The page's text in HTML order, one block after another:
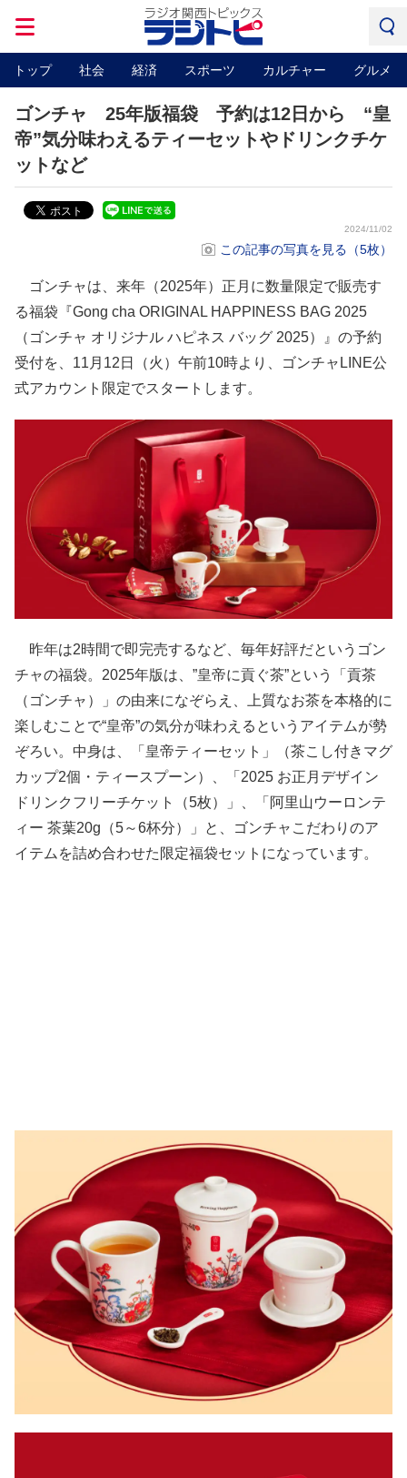
トップ 社会 経済 スポーツ カルチャー グルメ
ゴンチャ 25年版福袋 予約は12日から “皇
帝”気分味わえるティーセットやドリンクチケ
ットなど
2024/11/02
この記事の写真を見る（5枚）
ゴンチャは、来年（2025年）正月に数量限定で販売す
る福袋『Gong cha ORIGINAL HAPPINESS BAG 2025
（ゴンチャ オリジナル ハピネス バッグ 2025）』の予約
受付を、11月12日（火）午前10時より、ゴンチャLINE公
式アカウント限定でスタートします。
昨年は2時間で即完売するなど、毎年好評だというゴン
チャの福袋。2025年版は、”皇帝に貢ぐ茶”という「貢茶
（ゴンチャ）」の由来になぞらえ、上質なお茶を本格的に
楽しむことで“皇帝”の気分が味わえるというアイテムが勢
ぞろい。中身は、「皇帝ティーセット」（茶こし付きマグ
カップ2個・ティースプーン）、「2025 お正月デザイン
ドリンクフリーチケット（5枚）」、「阿里山ウーロンテ
ィー 茶葉20g（5～6杯分）」と、ゴンチャこだわりのア
イテムを詰め合わせた限定福袋セットになっています。